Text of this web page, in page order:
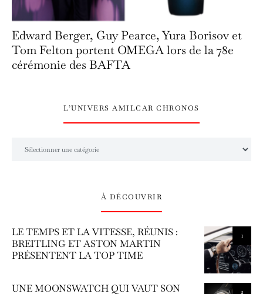
Edward Berger, Guy Pearce, Yura Borisov et
Tom Felton portent OMEGA lors de la 78e
cérémonie des BAFTA
L’UNIVERS AMILCAR CHRONOS
À DÉCOUVRIR
1
LE TEMPS ET LA VITESSE, RÉUNIS :
BREITLING ET ASTON MARTIN
PRÉSENTENT LA TOP TIME
2
UNE MOONSWATCH QUI VAUT SON